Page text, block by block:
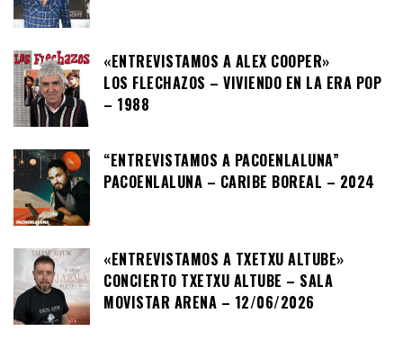
«ENTREVISTAMOS A ALEX COOPER»
LOS FLECHAZOS – VIVIENDO EN LA ERA POP
– 1988
“ENTREVISTAMOS A PACOENLALUNA”
PACOENLALUNA – CARIBE BOREAL – 2024
«ENTREVISTAMOS A TXETXU ALTUBE»
CONCIERTO TXETXU ALTUBE – SALA
MOVISTAR ARENA – 12/06/2026